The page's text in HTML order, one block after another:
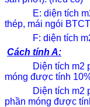
Quy định
Hoàn
Khuyến mãi
Tin tức
Bất động sản
Mua, bán
Mua, bán
Tuyển dụng
Liên hệ
E: diện tích m2
thép, mái ngói
F: diện tích m2
Cách tính A:
Diện tích m2
móng được tính
Diện tích m2
phần móng được